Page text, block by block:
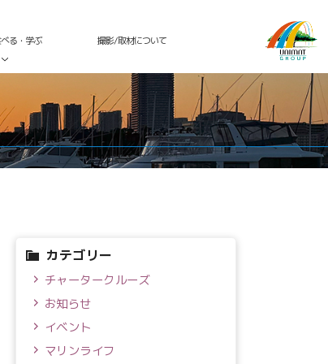
る・学ぶ 撮影/取材について
カテゴリー
チャータークルーズ
お知らせ
イベント
マリンライフ